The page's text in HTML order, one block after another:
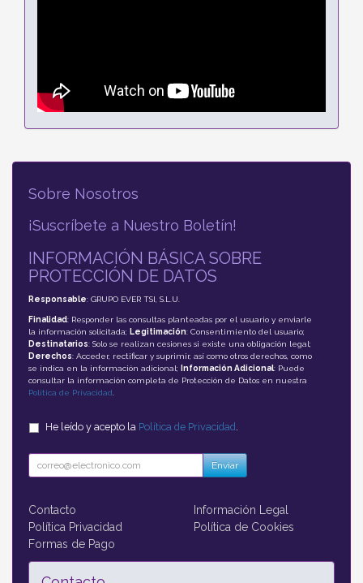
Sobre Nosotros
¡Suscríbete a Nuestro Boletín!
INFORMACIÓN BÁSICA SOBRE
PROTECCIÓN DE DATOS
Responsable: GRUPO EVER TSI, S.L.U.
Finalidad: Responder las consultas planteadas por el usuario y enviarle
la información solicitada; Legitimación: Consentimiento del usuario;
Destinatarios: Solo se realizan cesiones si existe una obligación legal;
Derechos: Acceder, rectificar y suprimir, así como otros derechos, como
se indica en la información adicional;
Información Adicional: Puede
consultar la información completa de Protección de Datos en nuestra
Política de Privacidad
He leído y acepto la Política de Privacidad
Enviar
Contacto
Información Legal
Política Privacidad
Política de Cookies
Formas de Pago